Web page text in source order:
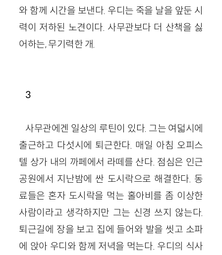
와 함께 시간을 보낸다. 우디는 죽을 날을 앞둔 시
력이 저하된 노견이다. 사무관보다 더 산책을 싫
어하는, 무기력한 개.
3
사무관에겐 일상의 루틴이 있다. 그는 여덟시에
출근하고 다섯시에 퇴근한다. 매일 아침 오피스
텔 상가 내의 까페에서 라떼를 산다. 점심은 인근
공원에서 지난밤에 싼 도시락으로 해결한다. 동
료들은 혼자 도시락을 먹는 홀아비를 좀 이상한
사람이라고 생각하지만 그는 신경 쓰지 않는다.
퇴근길에 장을 보고 집에 들어와 발을 씻고 소파
에 앉아 우디와 함께 저녁을 먹는다. 우디의 식사